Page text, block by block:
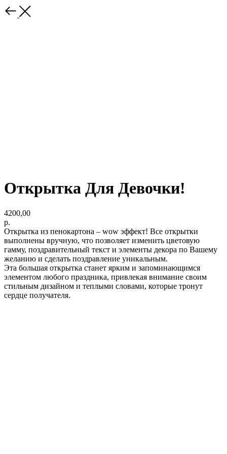
Открытка Для Девочки!
4200,00
р.
Открытка из пенокартона – wow эффект! Все открытки
выполнены вручную, что позволяет изменить цветовую
гамму, поздравительный текст и элементы декора по Вашему
желанию и сделать поздравление уникальным.
Эта большая открытка станет ярким и запоминающимся
элементом любого праздника, привлекая внимание своим
стильным дизайном и теплыми словами, которые тронут
сердце получателя.